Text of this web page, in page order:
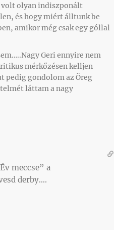
volt olyan indiszponált
és hogy miért álltunk be
amikor még csak egy góllal
Geri ennyire nem
mérkőzésen kelljen
pedig gondolom az Öreg
láttam a nagy
meccse” a
derby….